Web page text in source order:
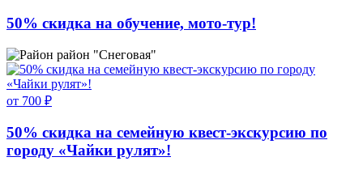
50% скидка на обучение, мото-тур!
район "Снеговая"
от 700 ₽
50% скидка на семейную квест-экскурсию по
городу «Чайки рулят»!